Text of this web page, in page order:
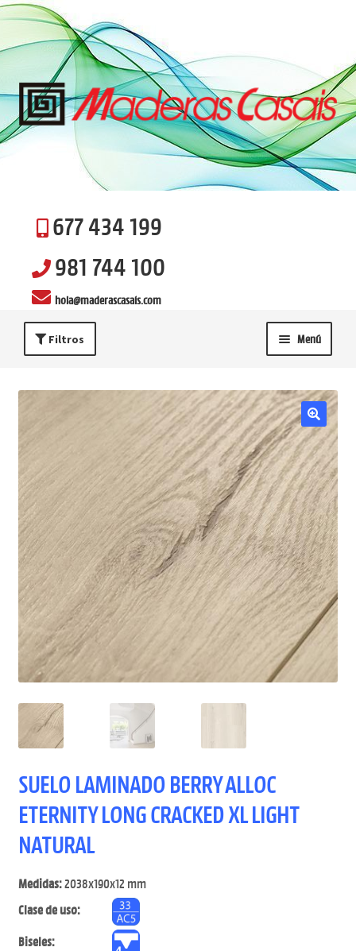
a
navegación
al
contenido
Menú
FSC
MADERAS
MOLDURAS
TABLEROS
BRICO/SHOP
RESTAURA
Política de precios
677 434 199
981 744 100
hola@maderascasais.com
Filtros
SUELO LAMINADO BERRY ALLOC
ETERNITY LONG CRACKED XL LIGHT
NATURAL
Medidas:2038x190x12 mm
Clase de uso:
Biseles: